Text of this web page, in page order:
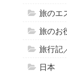
旅のエ
旅のお
旅行記
日本